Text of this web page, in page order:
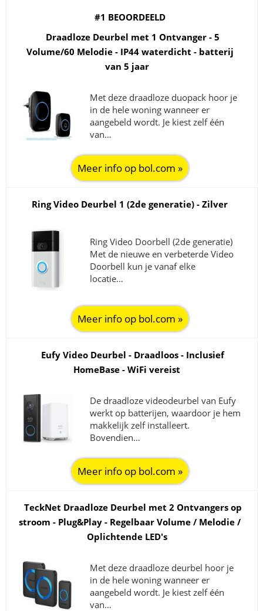
#1 BEOORDEELD
Draadloze Deurbel met 1 Ontvanger - 5
Volume/60 Melodie - IP44 waterdicht - batterij
van 5 jaar
Met deze draadloze duopack hoor je
in de hele woning wanneer er
aangebeld wordt. Je kiest zelf één
van…
Meer info op bol.com »
Ring Video Deurbel 1 (2de generatie) - Zilver
Ring Video Doorbell (2de generatie)
Met de nieuwe en verbeterde Video
Doorbell kun je vanaf elke
locatie…
Meer info op bol.com »
Eufy Video Deurbel - Draadloos - Inclusief
HomeBase - WiFi vereist
De draadloze videodeurbel van Eufy
werkt op batterijen, waardoor je hem
makkelijk zelf installeert.
Bovendien…
Meer info op bol.com »
TeckNet Draadloze Deurbel met 2 Ontvangers op
stroom - Plug&Play - Regelbaar Volume / Melodie /
Oplichtende LED's
Met deze draadloze deurbel hoor je
in de hele woning wanneer er
aangebeld wordt. Je kiest zelf één
van…